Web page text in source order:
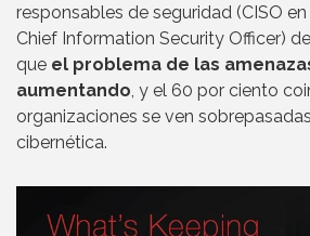
responsables de seguridad (CISO
Chief Information Security Officer)
que el problema de las
aumentando, y el 60 por ciento
organizaciones se ven
cibernética.